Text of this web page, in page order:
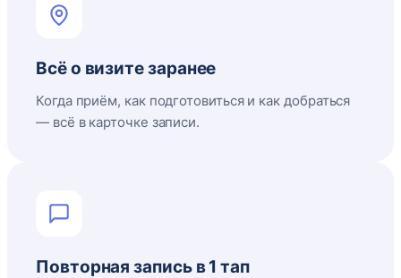
Всё о визите заранее
Когда приём, как подготовиться и как добраться
— всё в карточке записи.
Повторная запись в 1 тап